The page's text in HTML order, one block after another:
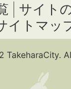
サイト
イトマッ
TakeharaCity.